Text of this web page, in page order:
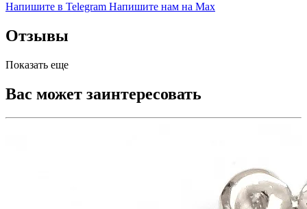
Напишите в Telegram Напишите нам на Max
Отзывы
Показать еще
Вас может заинтересовать